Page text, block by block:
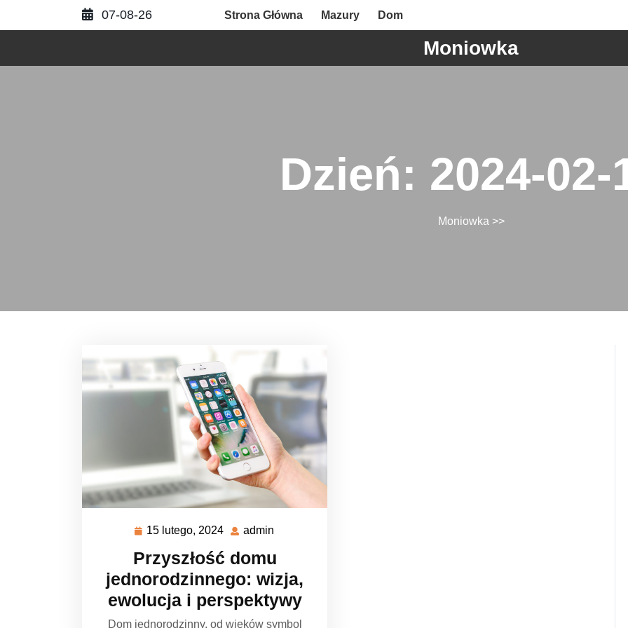
07-08-26 Strona Główna Mazury Dom
Moniowka
Dzień: 2024-02-
Moniowka >>
15 lutego, 2024 15
2024
admin
Przyszłość domu
jednorodzinnego: wizja,
ewolucja i perspektywy
Dom jednorodzinny, od wieków symbol